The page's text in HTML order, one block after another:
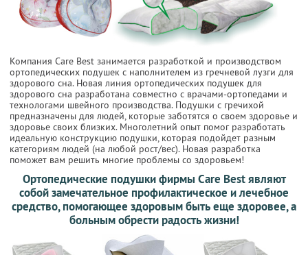
Компания Care Best занимается разработкой и производством
ортопедических подушек с наполнителем из гречневой лузги для
здорового сна. Новая линия ортопедических подушек для
здорового сна разработана совместно с врачами-ортопедами и
технологами швейного производства. Подушки с гречихой
предназначены для людей, которые заботятся о своем здоровье и
здоровье своих близких. Многолетний опыт помог разработать
идеальную конструкцию подушки, которая подойдет разным
категориям людей (на любой рост/вес). Новая разработка
поможет вам решить многие проблемы со здоровьем!
Ортопедические подушки фирмы Care Best являют
собой замечательное профилактическое и лечебное
средство, помогающее здоровым быть еще здоровее, а
больным обрести радость жизни!